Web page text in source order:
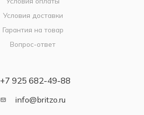
Условия доставки
Гарантия на товар
Вопрос-ответ
+7 925 682-49-88
info@britzo.ru